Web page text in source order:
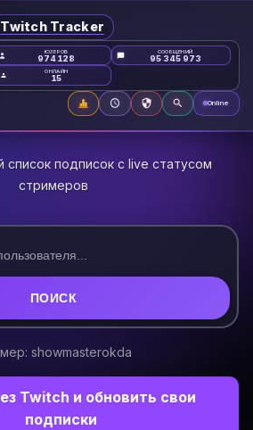
Twitch Tracker
?
974 128
ОНЛАЙН
список подписок с live статусом
стримеров
ПОИСК
showmasterokda
Twitch и обновить свои
подписки